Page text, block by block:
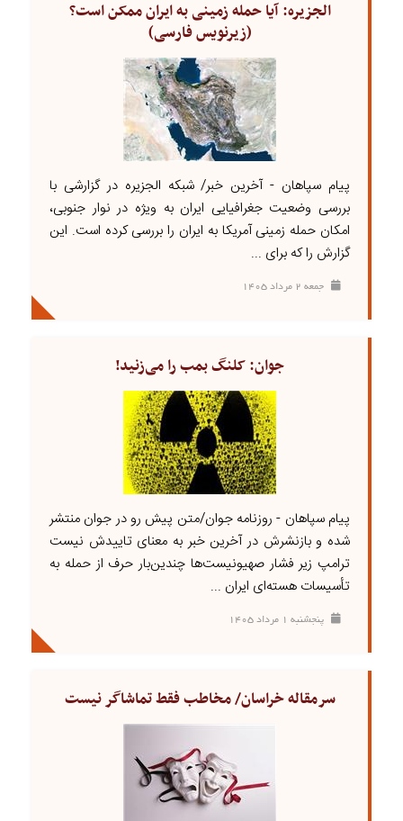
الجزیره: آیا حمله زمینی به ایران ممکن است؟
(زیرنویس فارسی)
پیام سپاهان - آخرین خبر/ شبکه الجزیره در گزارشی با
بررسی وضعیت جغرافیایی ایران به ویژه در نوار جنوبی،
امکان حمله زمینی آمریکا به ایران را بررسی کرده است. این
گزارش را که برای ...
جمعه ۲ مرداد ۱۴۰۵
جوان: کلنگ بمب را می‌زنید!
پیام سپاهان - روزنامه جوان/متن پیش رو در جوان منتشر
شده و بازنشرش در آخرین خبر به معنای تاییدش نیست
ترامپ زیر فشار صهیونیست‌ها چندین‌بار حرف از حمله به
تأسیسات هسته‌ای ایران ...
پنجشنبه ۱ مرداد ۱۴۰۵
سرمقاله خراسان/ مخاطب فقط تماشاگر نیست